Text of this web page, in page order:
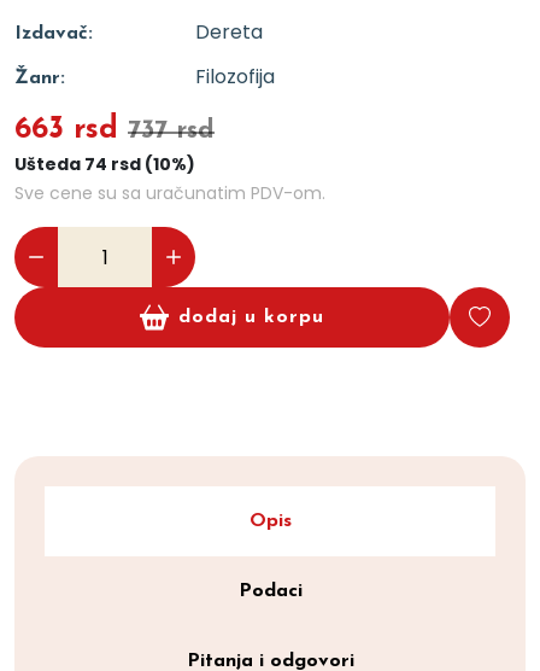
Izdavač: Dereta
Žanr: Filozofija
663 rsd 737 rsd
Ušteda 74 rsd (10%)
Sve cene su sa uračunatim PDV-om.
dodaj u korpu
Opis
Podaci
Pitanja i odgovori